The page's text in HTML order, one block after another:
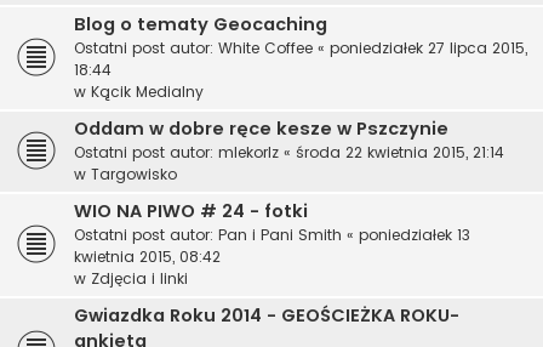
Blog o tematy Geocaching
Ostatni post autor: White Coffee « poniedziałek 27 lipca 2015,
18:44
w Kącik Medialny
Oddam w dobre ręce kesze w Pszczynie
Ostatni post autor: mlekorlz « środa 22 kwietnia 2015, 21:14
w Targowisko
WIO NA PIWO # 24 - fotki
Ostatni post autor: Pan i Pani Smith « poniedziałek 13
kwietnia 2015, 08:42
w Zdjęcia i linki
Gwiazdka Roku 2014 - GEOŚCIEŻKA ROKU-
ankieta